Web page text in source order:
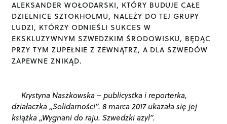
ALEKSANDER WOŁODARSKI, KTÓRY BUDUJE CAŁE
DZIELNICE SZTOKHOLMU, NALEŻY DO TEJ GRUPY
LUDZI, KTÓRZY ODNIEŚLI SUKCES W
EKSKLUZYWNYM SZWEDZKIM ŚRODOWISKU, BĘDĄC
PRZY TYM ZUPEŁNIE Z ZEWNĄTRZ, A DLA SZWEDÓW
ZAPEWNE ZNIKĄD.
Krystyna Naszkowska – publicystka i reporterka,
działaczka „Solidarności”. 8 marca 2017 ukazała się jej
książka „Wygnani do raju. Szwedzki azyl”.